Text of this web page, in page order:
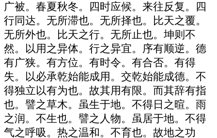
广被。春夏秋冬。四时应候。来往反复。四
行同达。无所滞也。无所择也。比天之覆。
无所外也。比天之行。无所止也。坤则不
然。以用之异体。行之异宜。序有顺逆。德
有广狭。有方位。有时令。有合否。有得
失。以必承乾始能成用。交乾始能成德。不
得独立以有为也。故其用有限。而其辞有指
也。譬之草木。虽生于地。不得日之暄。雨
之润。不生也。譬之人物。虽居于地。不得
气之呼吸。热之温和。不育也。故地之功